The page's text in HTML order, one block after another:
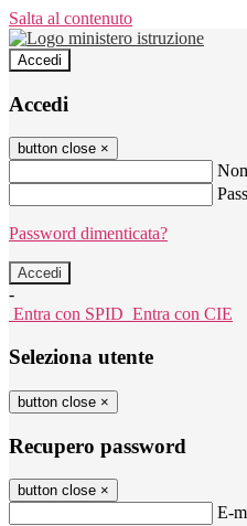
Salta al contenuto
Accedi
Accedi
button close ×
Password dimenticata?
-
Entra con SPID Entra con CIE
Seleziona utente
button close ×
Recupero password
button close ×
E-